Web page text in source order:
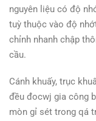
nguyên liệu có độ
tuỳ thuộc vào độ
chỉnh nhanh chập
cầu.
Cánh khuấy, trục
đều đocwj gia công
mòn gỉ sét trong qá